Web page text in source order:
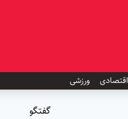
اقتصادی ورزشی
گفتگو